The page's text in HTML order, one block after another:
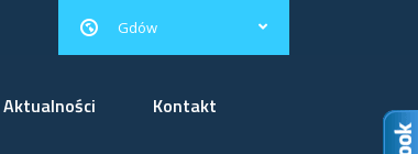
Gdów
Aktualności Kontakt